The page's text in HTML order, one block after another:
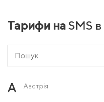
Тарифи на SMS в
А Австрія